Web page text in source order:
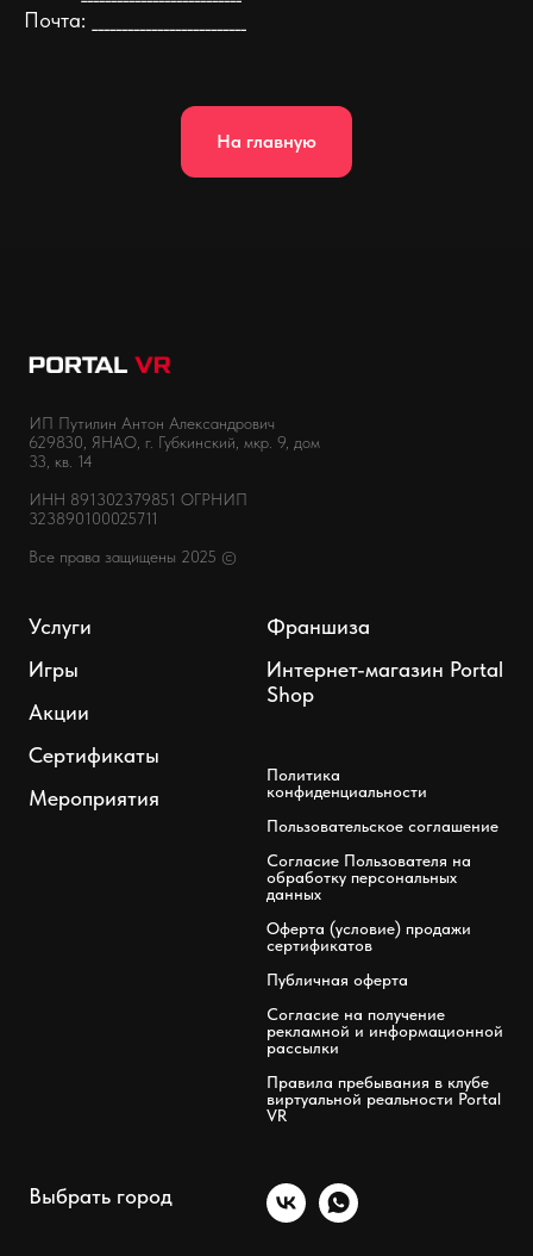
Почта: __________________________
На главную
ИП Путилин Антон Александрович
629830, ЯНАО, г. Губкинский, мкр. 9, дом
33, кв. 14
ИНН 891302379851 ОГРНИП
323890100025711
Все права защищены 2025 ©
Услуги
Игры
Акции
Сертификаты
Мероприятия
Франшиза
Интернет-магазин Portal
Shop
Политика
конфиденциальности
Пользовательское соглашение
Согласие Пользователя на
обработку персональных
данных
Оферта (условие) продажи
сертификатов
Публичная оферта
Согласие на получение
рекламной и информационной
рассылки
Правила пребывания в клубе
виртуальной реальности Portal
VR
Выбрать город